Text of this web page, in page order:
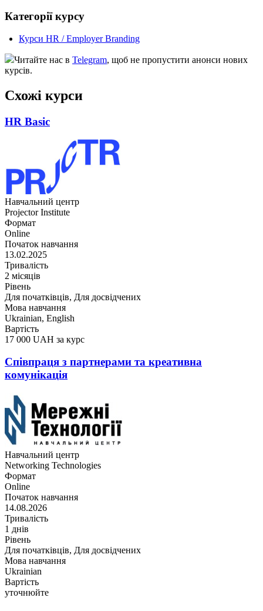
Категорії курсу
Курси HR / Employer Branding
Читайте нас в Telegram, щоб не пропустити анонси нових
курсів.
Схожі курси
HR Basic
Навчальний центр
Projector Institute
Формат
Online
Початок навчання
13.02.2025
Тривалість
2 місяців
Рівень
Для початківців, Для досвідчених
Мова навчання
Ukrainian, English
Вартість
17 000 UAH за курс
Співпраця з партнерами та креативна
комунікація
Навчальний центр
Networking Technologies
Формат
Online
Початок навчання
14.08.2026
Тривалість
1 днів
Рівень
Для початківців, Для досвідчених
Мова навчання
Ukrainian
Вартість
уточнюйте